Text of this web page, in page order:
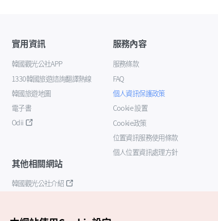
實用資訊
韓國觀光公社APP
1330韓國旅遊諮詢翻譯熱線
韓國旅遊地圖
電子書
Odii
服務內容
服務條款
FAQ
個人資訊保護政策
Cookie 設置
Cookie政策
位置資訊服務使用條款
個人位置資訊處理方針
其他相關網站
韓國觀光公社介紹